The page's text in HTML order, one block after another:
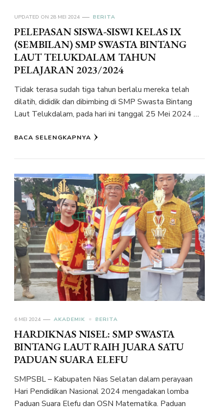
UPDATED ON 28 MEI 2024 BERITA
PELEPASAN SISWA-SISWI KELAS IX
(SEMBILAN) SMP SWASTA BINTANG
LAUT TELUKDALAM TAHUN
PELAJARAN 2023/2024
Tidak terasa sudah tiga tahun berlalu mereka telah
dilatih, dididik dan dibimbing di SMP Swasta Bintang
Laut Telukdalam, pada hari ini tanggal 25 Mei 2024 …
BACA SELENGKAPNYA
6 MEI 2024 AKADEMIK BERITA
HARDIKNAS NISEL: SMP SWASTA
BINTANG LAUT RAIH JUARA SATU
PADUAN SUARA ELEFU
SMPSBL – Kabupaten Nias Selatan dalam perayaan
Hari Pendidikan Nasional 2024 mengadakan lomba
Paduan Suara Elefu dan OSN Matematika. Paduan